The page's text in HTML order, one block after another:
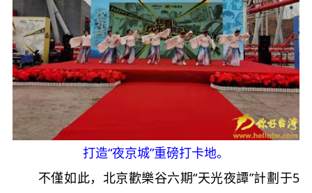
打造“夜京城”重磅打卡地。
不僅如此，北京歡樂谷六期“天光夜譚”計劃于5